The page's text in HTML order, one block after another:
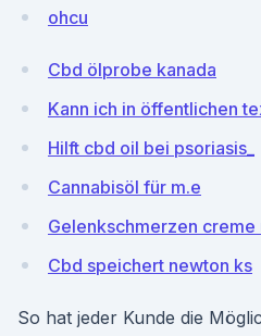
ohcu
Cbd ölprobe kanada
Kann ich in öffentlichen
Hilft cbd oil bei psoriasis_
Cannabisöl für m.e
Gelenkschmerzen creme
Cbd speichert newton ks
So hat jeder Kunde die